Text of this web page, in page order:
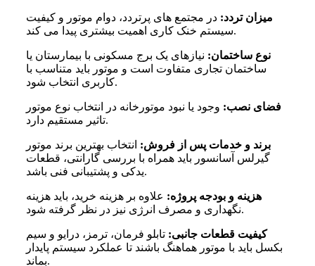
میزان تردد: در مجتمع های پرتردد، دوام موتور و کیفیت
سیستم خنک کاری اهمیت بیشتری پیدا می کند.
نوع ساختمان: نیازهای یک برج مسکونی با بیمارستان یا
ساختمان تجاری متفاوت است و موتور باید متناسب با
کاربری انتخاب شود.
فضای نصب: وجود یا نبود موتورخانه در انتخاب نوع موتور
تاثیر مستقیم دارد.
برند و خدمات پس از فروش: انتخاب بهترین برند موتور
گیرلس آسانسور باید همراه با بررسی گارانتی، قطعات
یدکی و پشتیبانی فنی باشد.
هزینه و بودجه پروژه: علاوه بر هزینه خرید، باید هزینه
نگهداری و مصرف انرژی نیز در نظر گرفته شود.
کیفیت قطعات جانبی: تابلو فرمان، ترمز، درایو و سیم
بکسل باید با موتور هماهنگ باشند تا عملکرد سیستم پایدار
بماند.